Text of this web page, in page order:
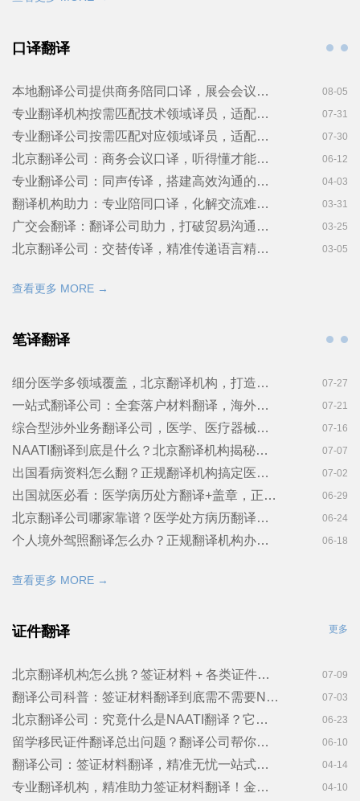
口译翻译
本地翻译公司提供商务陪同口译，展会会议现场同声传译！金笔佳文翻译 08-05
专业翻译机构按需匹配技术领域译员，适配工业展会口译相关需求！金笔佳文翻译 07-31
专业翻译公司按需匹配对应领域译员，适配商务展会多场景口译！金笔佳文翻译 07-30
北京翻译公司：商务会议口译，听得懂才能谈得成！金笔佳文翻译 06-12
专业翻译公司：同声传译，搭建高效沟通的跨国桥梁金笔佳文翻译 04-03
翻译机构助力：专业陪同口译，化解交流难题！金笔佳文翻译 03-31
广交会翻译：翻译公司助力，打破贸易沟通障碍！金笔佳文翻译 03-25
北京翻译公司：交替传译，精准传递语言精髓！金笔佳文翻译 03-05
查看更多 MORE →
笔译翻译
细分医学多领域覆盖，北京翻译机构，打造专业化医疗翻译服务 07-27
一站式翻译公司：全套落户材料翻译，海外出生证明翻译！金笔佳文翻译 07-21
综合型涉外业务翻译公司，医学、医疗器械翻译企业出海双配套！金笔佳文翻译 07-16
NAATI翻译到底是什么？北京翻译机构揭秘：办澳洲签证为什么必须用它！ 07-07
出国看病资料怎么翻？正规翻译机构搞定医学处方诊断证明翻译！ 07-02
出国就医必看：医学病历处方翻译+盖章，正规翻译机构一站搞定 06-29
北京翻译公司哪家靠谱？医学处方病历翻译注意事项！金笔佳文翻译 06-24
个人境外驾照翻译怎么办？正规翻译机构办理流程一次讲清 06-18
查看更多 MORE →
证件翻译 更多
北京翻译机构怎么挑？签证材料 + 各类证件翻译避坑指南，金笔佳文翻译 07-09
翻译公司科普：签证材料翻译到底需不需要NAATI认证？金笔佳文翻译 07-03
北京翻译公司：究竟什么是NAATI翻译？它与普通翻译有何不同？ 06-23
留学移民证件翻译总出问题？翻译公司帮你梳理几个重点！金笔佳文翻译 06-10
翻译公司：签证材料翻译，精准无忧一站式服务！金笔佳文翻译 04-14
专业翻译机构，精准助力签证材料翻译！金笔佳文翻译 04-10